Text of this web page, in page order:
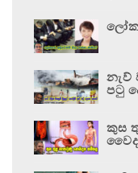
නැව්
පටු
කුස